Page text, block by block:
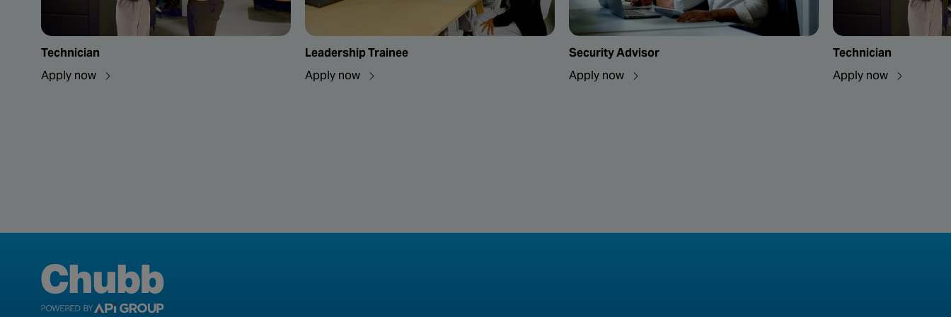
Technician
Apply now
Leadership Trainee
Apply now
Security Advisor
Apply now
Technician
Apply now